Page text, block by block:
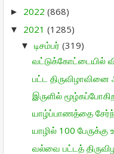
► 2022 (868)
▼ 2021 (1285)
▼ டிசம்பர் (319)
வட்டுக்கோட்டையில்
பட்ட திருவிழாவினை
இருளில்
யாழ்ப்பாணத்தை
யாழில் 100
வல்வை பட்டத்